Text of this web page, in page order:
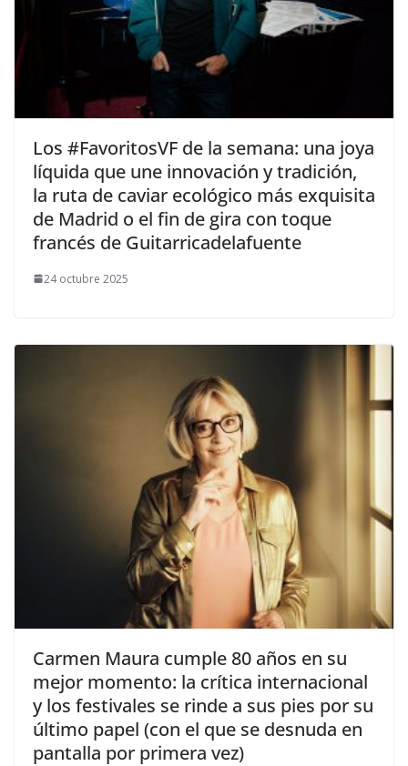
​Los #FavoritosVF de la semana: una joya
líquida que une innovación y tradición,
la ruta de caviar ecológico más exquisita
de Madrid o el fin de gira con toque
francés de Guitarricadelafuente
24 octubre 2025
​Carmen Maura cumple 80 años en su
mejor momento: la crítica internacional
y los festivales se rinde a sus pies por su
último papel (con el que se desnuda en
pantalla por primera vez)